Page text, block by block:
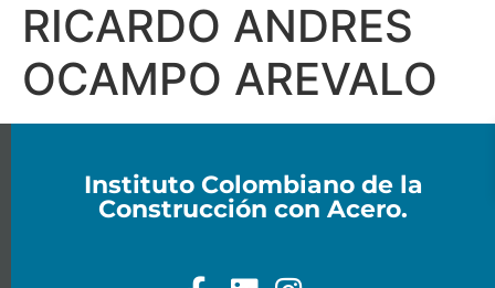
RICARDO ANDRES
OCAMPO AREVALO
Instituto Colombiano de la
Construcción con Acero.